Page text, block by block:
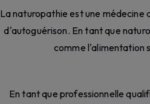
La naturopathie est une médecine
d'autoguérison. En tant que
comme l'alimentation
En tant que professionnelle